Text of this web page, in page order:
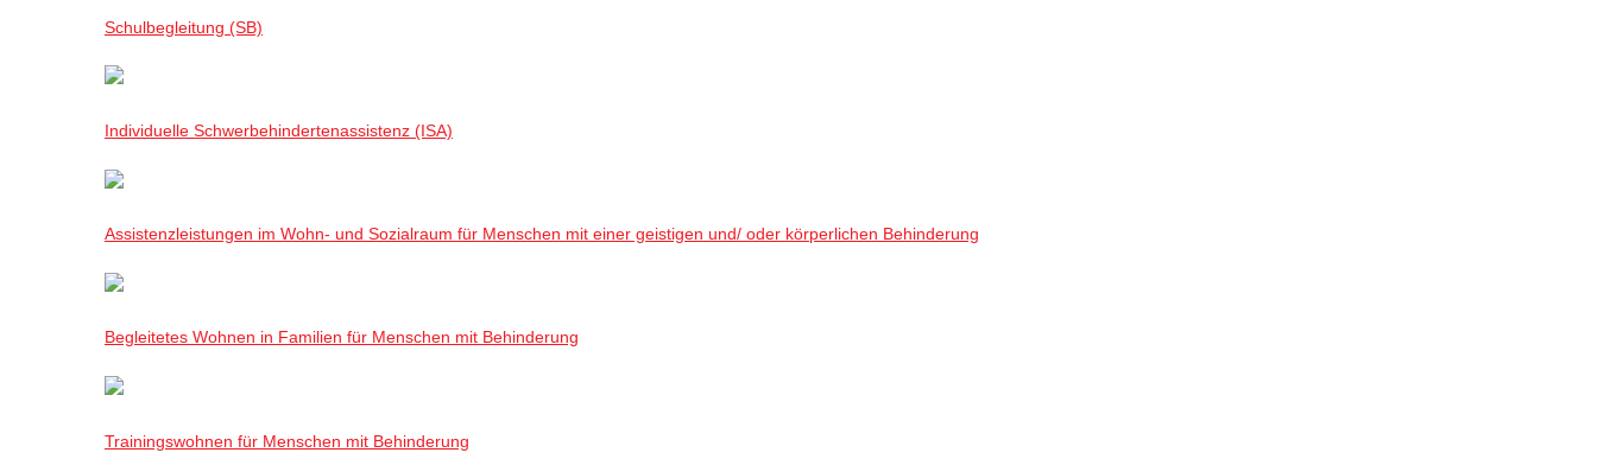
Schulbegleitung (SB)
Individuelle Schwerbehindertenassistenz (ISA)
Assistenzleistungen im Wohn- und Sozialraum für Menschen mit einer geistigen und/ oder körperlichen Behinderung
Begleitetes Wohnen in Familien für Menschen mit Behinderung
Trainingswohnen für Menschen mit Behinderung